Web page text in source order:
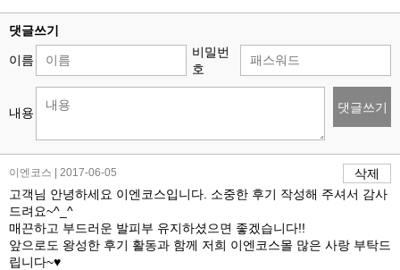
댓글쓰기
이름
비밀번
호
내용 댓글쓰기
이엔코스 | 2017-06-05
삭제
고객님 안녕하세요 이엔코스입니다. 소중한 후기 작성해 주셔서 감사
드려요~^_^
매끈하고 부드러운 발피부 유지하셨으면 좋겠습니다!!
앞으로도 왕성한 후기 활동과 함께 저희 이엔코스몰 많은 사랑 부탁드
립니다~♥